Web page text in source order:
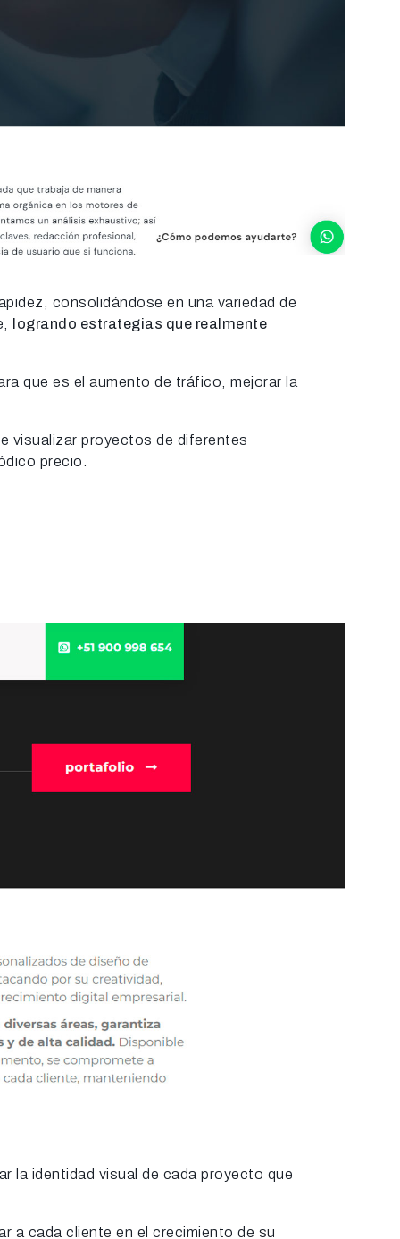
consolidándose en una variedad de
logrando estrategias que realmente
que es el aumento de tráfico, mejorar la
visualizar proyectos de diferentes
precio.
la identidad visual de cada proyecto que
a cada cliente en el crecimiento de su